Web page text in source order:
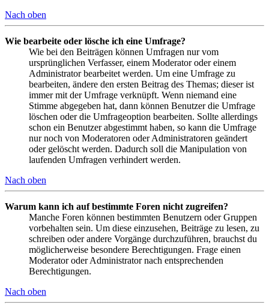
Nach oben
Wie bearbeite oder lösche ich eine Umfrage?
Wie bei den Beiträgen können Umfragen nur vom
ursprünglichen Verfasser, einem Moderator oder einem
Administrator bearbeitet werden. Um eine Umfrage zu
bearbeiten, ändere den ersten Beitrag des Themas; dieser ist
immer mit der Umfrage verknüpft. Wenn niemand eine
Stimme abgegeben hat, dann können Benutzer die Umfrage
löschen oder die Umfrageoption bearbeiten. Sollte allerdings
schon ein Benutzer abgestimmt haben, so kann die Umfrage
nur noch von Moderatoren oder Administratoren geändert
oder gelöscht werden. Dadurch soll die Manipulation von
laufenden Umfragen verhindert werden.
Nach oben
Warum kann ich auf bestimmte Foren nicht zugreifen?
Manche Foren können bestimmten Benutzern oder Gruppen
vorbehalten sein. Um diese einzusehen, Beiträge zu lesen, zu
schreiben oder andere Vorgänge durchzuführen, brauchst du
möglicherweise besondere Berechtigungen. Frage einen
Moderator oder Administrator nach entsprechenden
Berechtigungen.
Nach oben